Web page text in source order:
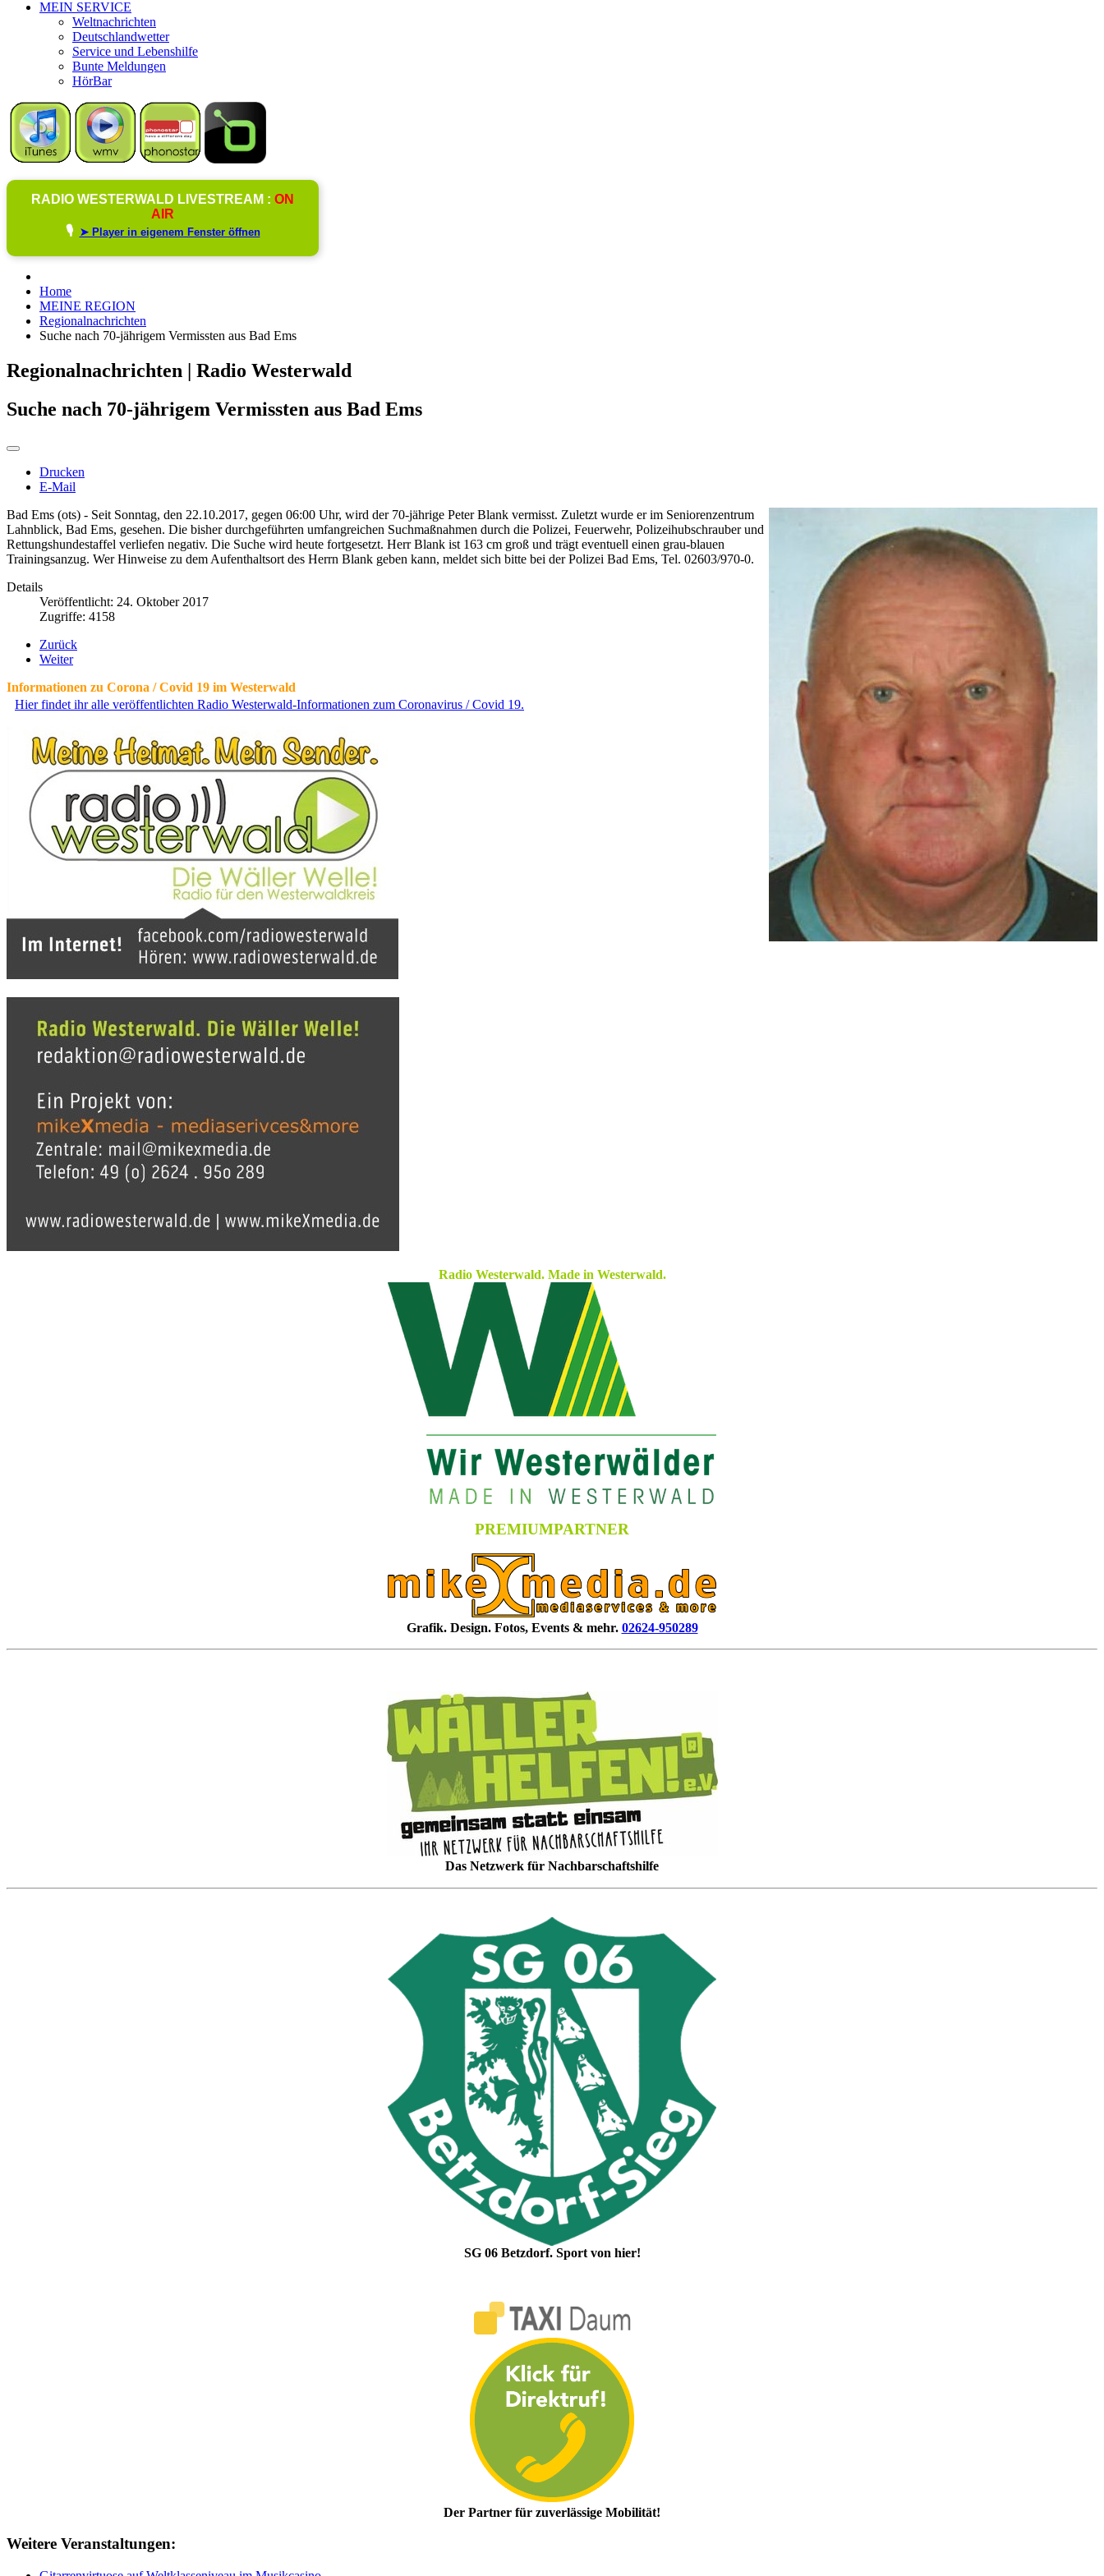
MEIN SERVICE
Weltnachrichten
Deutschlandwetter
Service und Lebenshilfe
Bunte Meldungen
HörBar
RADIO WESTERWALD LIVESTREAM : ON
AIR
🎙️ ➤ Player in eigenem Fenster öffnen
Home
MEINE REGION
Regionalnachrichten
Suche nach 70-jährigem Vermissten aus Bad Ems
Regionalnachrichten | Radio Westerwald
Suche nach 70-jährigem Vermissten aus Bad Ems
Drucken
E-Mail
Bad Ems (ots) - Seit Sonntag, den 22.10.2017, gegen 06:00 Uhr, wird der 70-jährige Peter Blank vermisst. Zuletzt wurde er im Seniorenzentrum
Lahnblick, Bad Ems, gesehen. Die bisher durchgeführten umfangreichen Suchmaßnahmen durch die Polizei, Feuerwehr, Polizeihubschrauber und
Rettungshundestaffel verliefen negativ. Die Suche wird heute fortgesetzt. Herr Blank ist 163 cm groß und trägt eventuell einen grau-blauen
Trainingsanzug. Wer Hinweise zu dem Aufenthaltsort des Herrn Blank geben kann, meldet sich bitte bei der Polizei Bad Ems, Tel. 02603/970-0.
Details
Veröffentlicht: 24. Oktober 2017
Zugriffe: 4158
Zurück
Weiter
Informationen zu Corona / Covid 19 im Westerwald
Hier findet ihr alle veröffentlichten Radio Westerwald-Informationen zum Coronavirus / Covid 19.
Radio Westerwald. Made in Westerwald.
PREMIUMPARTNER
Grafik. Design. Fotos, Events & mehr. 02624-950289
Das Netzwerk für Nachbarschaftshilfe
SG 06 Betzdorf. Sport von hier!
Der Partner für zuverlässige Mobilität!
Weitere Veranstaltungen: